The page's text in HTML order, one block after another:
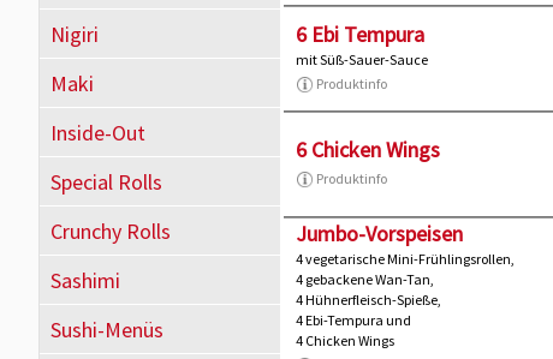
Nigiri
Maki
Inside-Out
Special Rolls
Crunchy Rolls
Sashimi
Sushi-Menüs
6 Ebi Tempura
mit Süß-Sauer-Sauce
Produktinfo
6 Chicken Wings
Produktinfo
Jumbo-Vorspeisen
4 vegetarische Mini-Frühlingsrollen,
4 gebackene Wan-Tan,
4 Hühnerfleisch-Spieße,
4 Ebi-Tempura und
4 Chicken Wings